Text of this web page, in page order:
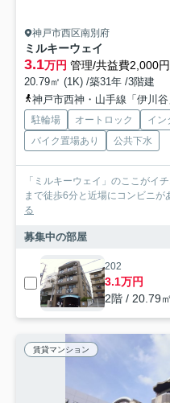
神戸市西区南別府
ミルキーウェイ
3.1万円 管理/共益費2,000円
20.79㎡ (1K) /築31年 /3階建
神戸市西神・山手線「伊川谷」駅 バ
駐輪場 オートロック イン
バイク置場あり
公共下水
「ミルキーウェイ」のここがイ
まで徒歩6分と近場にコンビニが
る
募集中の部屋
202
3.1万円
2階 / 20.79
賃貸マンション